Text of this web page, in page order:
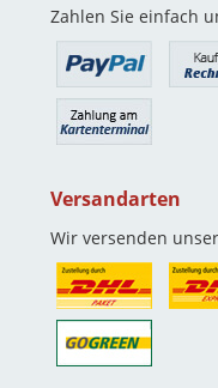
Zahlen Sie einfach
Versandarten
Wir versenden